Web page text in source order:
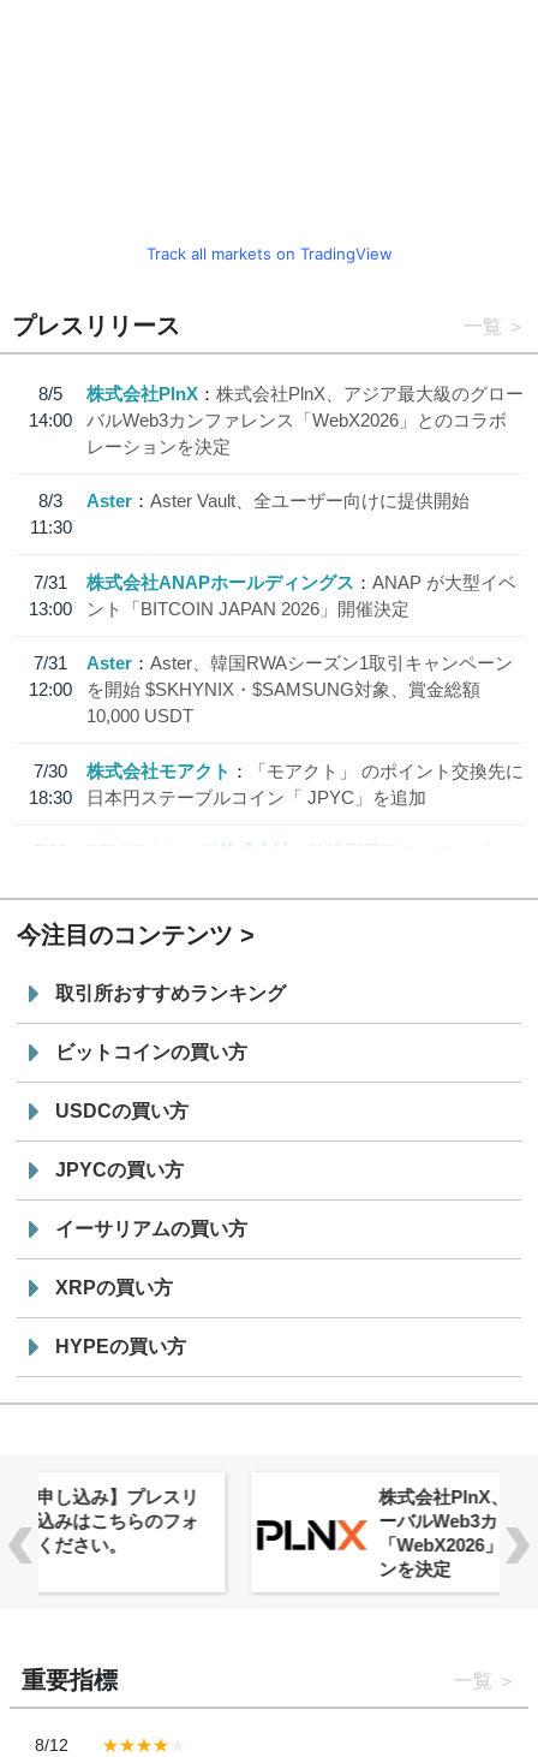
Track all markets on TradingView
プレスリリース 一覧
8/5
14:00
株式会社PlnX
株式会社PlnX、アジア最大級のグロー
バルWeb3カンファレンス「WebX2026」とのコラボ
レーションを決定
8/3
11:30
Aster Aster Vault、全ユーザー向けに提供開始
7/31
13:00
株式会社ANAPホールディングス
ANAP が大型イベ
ント「BITCOIN JAPAN 2026」開催決定
7/31
12:00
Aster
Aster、韓国RWAシーズン1取引キャンペーン
を開始 $SKHYNIX・$SAMSUNG対象、賞金総額
10,000 USDT
7/30
18:30
株式会社モアクト
「モアクト」 のポイント交換先に
日本円ステーブルコイン「 JPYC」を追加
7/29
SBI VCトレード株式会社
信託型円建てステーブル
今注目のコンテンツ
取引所おすすめランキング
ビットコインの買い方
USDCの買い方
JPYCの買い方
イーサリアムの買い方
XRPの買い方
HYPEの買い方
株式会社PlnX、アジア最大級のグロ
ーバルWeb3カンファレンス
「WebX2026」とのコラボレーショ
重要指標 一覧
8/12